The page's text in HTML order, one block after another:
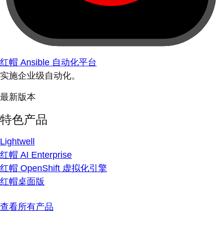
红帽 Ansible 自动化平台
实施企业级自动化。
最新版本
特色产品
Lightwell
红帽 AI Enterprise
红帽 OpenShift 虚拟化引擎
红帽桌面版
查看所有产品